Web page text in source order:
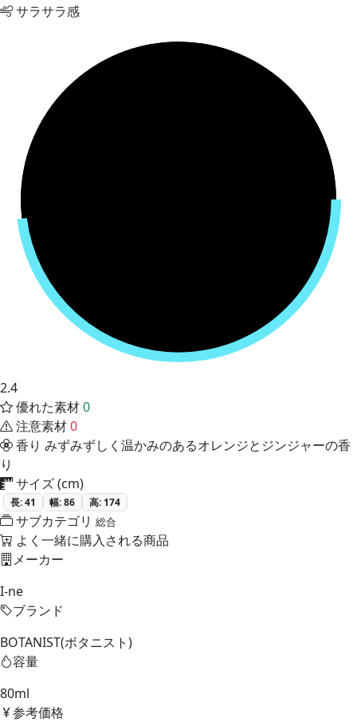
サラサラ感
2.4
優れた素材0
注意素材0
香り みずみずしく温かみのあるオレンジとジンジャーの香
り
サイズ (cm)
長: 41 幅: 86 高: 174
サブカテゴリ 総合
よく一緒に購入される商品
メーカー
I-ne
ブランド
BOTANIST(ボタニスト)
容量
80ml
参考価格